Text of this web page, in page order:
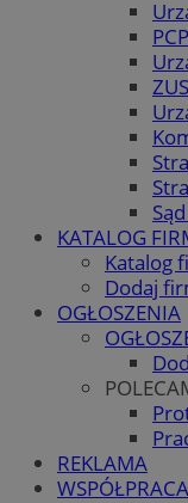
ZUS
KATALOG
Katalog
Dodaj
OGŁOSZENIA
REKLAMA
WSPÓŁPRACA